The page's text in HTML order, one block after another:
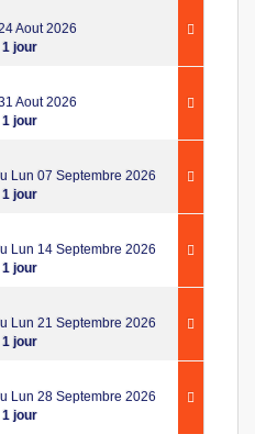
Aout 2026
jour
Aout 2026
jour
Lun 07 Septembre 2026
jour
Lun 14 Septembre 2026
jour
Lun 21 Septembre 2026
jour
Lun 28 Septembre 2026
jour